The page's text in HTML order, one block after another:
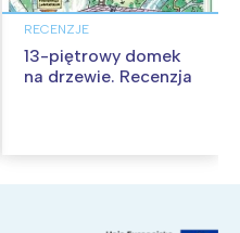
RECENZJE
13-piętrowy domek
na drzewie. Recenzja